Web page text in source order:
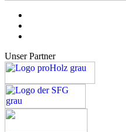
Unser Partner